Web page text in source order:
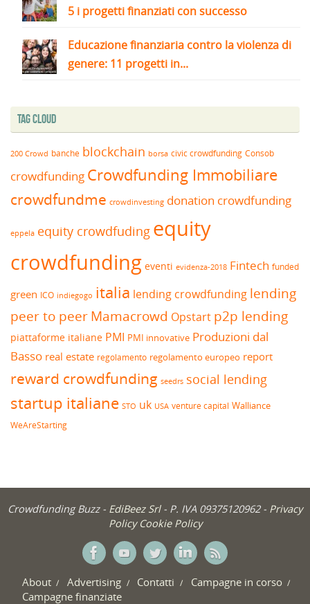
5 i progetti finanziati con successo
Educazione finanziaria contro la violenza di
genere: 11 progetti in...
Tag Cloud
200 Crowd banche blockchain borsa civic crowdfunding Consob
crowdfunding Crowdfunding Immobiliare
crowdfundme crowdinvesting donation crowdfunding
eppela equity crowdfuding equity
crowdfunding eventi evidenza-2018 Fintech funded
green ICO indiegogo italia lending crowdfunding lending
peer to peerMamacrowd Opstart p2p lending
piattaforme italiane PMI PMI innovative Produzioni dal
Basso real estate regolamento regolamento europeo report
reward crowdfunding seedrs social lending
startup italiane STO uk USA venture capital Walliance
WeAreStarting
Crowdfunding Buzz - EdiBeez Srl - P. IVA 09375120962 - Privacy
Policy Cookie Policy
About Advertising Contatti
Campagne in corso
Campagne finanziate